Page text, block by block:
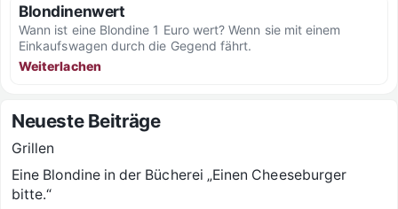
Blondinenwert
Wann ist eine Blondine 1 Euro wert? Wenn sie mit einem
Einkaufswagen durch die Gegend fährt.
Weiterlachen
Neueste Beiträge
Grillen
Eine Blondine in der Bücherei „Einen Cheeseburger
bitte.“